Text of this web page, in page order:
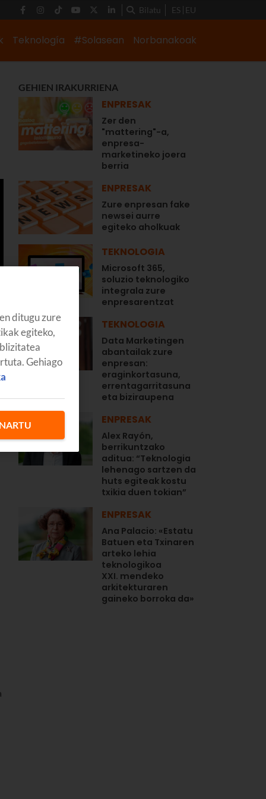
Bilatu ES EU
Teknología #Solasean Norbanakoak
GEHIEN IRAKURRIENA
ENPRESAK
Zer den
"mattering"-a,
enpresa-
marketineko joera
berria
ENPRESAK
Zure enpresan fake
newsei aurre
egiteko aholkuak
TEKNOLOGIA
Microsoft 365,
soluzio teknologiko
integrala zure
enpresarentzat
TEKNOLOGIA
Data Marketingen
abantailak zure
enpresan:
eraginkortasuna,
errentagarritasuna
eta biziraupena
ENPRESAK
Alex Rayón,
berrikuntzako
aditua: “Teknologia
lehenago sartzen da
huts egiteak kostu
txikia duen tokian”
ENPRESAK
Ana Palacio: «Estatu
Batuen eta Txinaren
arteko lehia
teknologikoa
XXI. mendeko
arkitekturaren
gaineko borroka da»
ditugu zure
egiteko,
Gehiago